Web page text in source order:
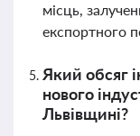
місць,
експортного
Який обсяг
нового
Львівщині?